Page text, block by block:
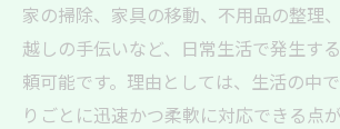
家の掃除、家具の移動、不用品の整理
越しの手伝いなど、日常生活で発生す
頼可能です。理由としては、生活の中
りごとに迅速かつ柔軟に対応できる点